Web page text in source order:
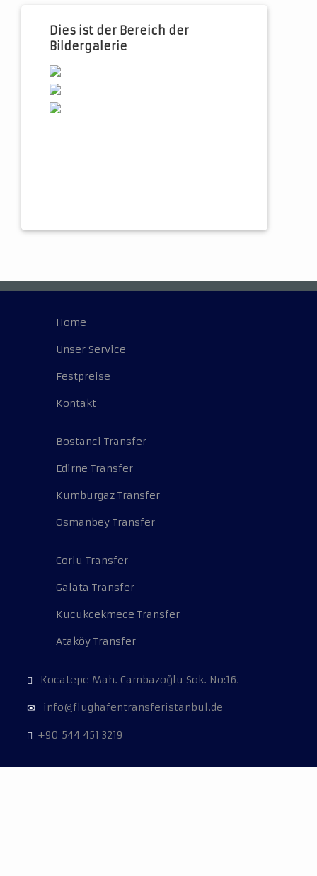
Dies ist der Bereich der
Bildergalerie
Home
Unser Service
Festpreise
Kontakt
Bostanci Transfer
Edirne Transfer
Kumburgaz Transfer
Osmanbey Transfer
Corlu Transfer
Galata Transfer
Kucukcekmece Transfer
Ataköy Transfer
Kocatepe Mah. Cambazoğlu Sok. No:16.
info@flughafentransferistanbul.de
+90 544 451 3219